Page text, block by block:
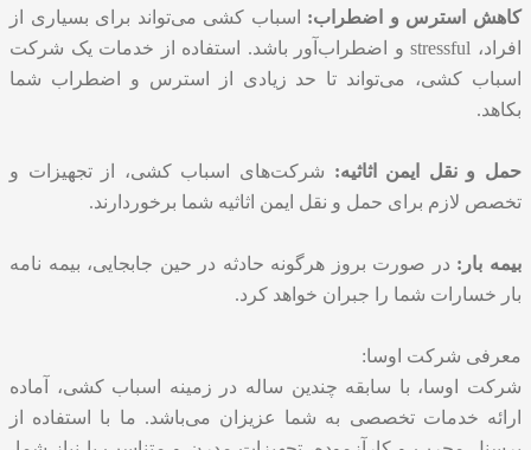
کاهش استرس و اضطراب: اسباب کشی می‌تواند برای بسیاری از
افراد، stressful و اضطراب‌آور باشد. استفاده از خدمات یک شرکت
اسباب کشی، می‌تواند تا حد زیادی از استرس و اضطراب شما
بکاهد.
حمل و نقل ایمن اثاثیه: شرکت‌های اسباب کشی، از تجهیزات و
تخصص لازم برای حمل و نقل ایمن اثاثیه شما برخوردارند.
بیمه بار: در صورت بروز هرگونه حادثه در حین جابجایی، بیمه نامه
بار خسارات شما را جبران خواهد کرد.
معرفی شرکت اوسا:
شرکت اوسا، با سابقه چندین ساله در زمینه
اسباب کشی، آماده
ارائه خدمات تخصصی به شما عزیزان می‌باشد. ما با استفاده از